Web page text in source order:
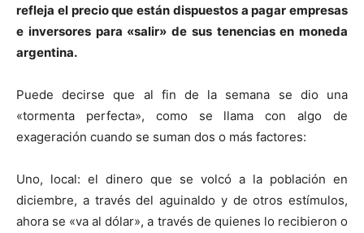
refleja el precio que están dispuestos a pagar empresas
e inversores para «salir» de sus tenencias en moneda
argentina.
Puede decirse que al fin de la semana se dio una
«tormenta perfecta», como se llama con algo de
exageración cuando se suman dos o más factores:
Uno, local: el dinero que se volcó a la población en
diciembre, a través del aguinaldo y de otros estímulos,
ahora se «va al dólar», a través de quienes lo recibieron o